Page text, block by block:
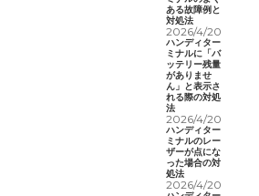
ある故障例と
対処法
2026/4/20
ハンディター
ミナルに「バ
ッテリー残量
がありませ
ん」と表示さ
れる際の対処
法
2026/4/20
ハンディター
ミナルのレー
ザーが点にな
った場合の対
処法
2026/4/20